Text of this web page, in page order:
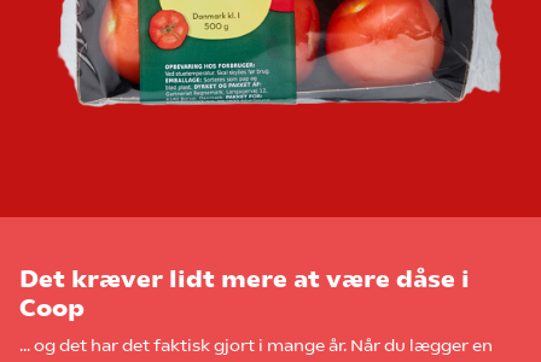
Det kræver lidt mere at være dåse i
Coop
… og det har det faktisk gjort i mange år. Når du lægger en